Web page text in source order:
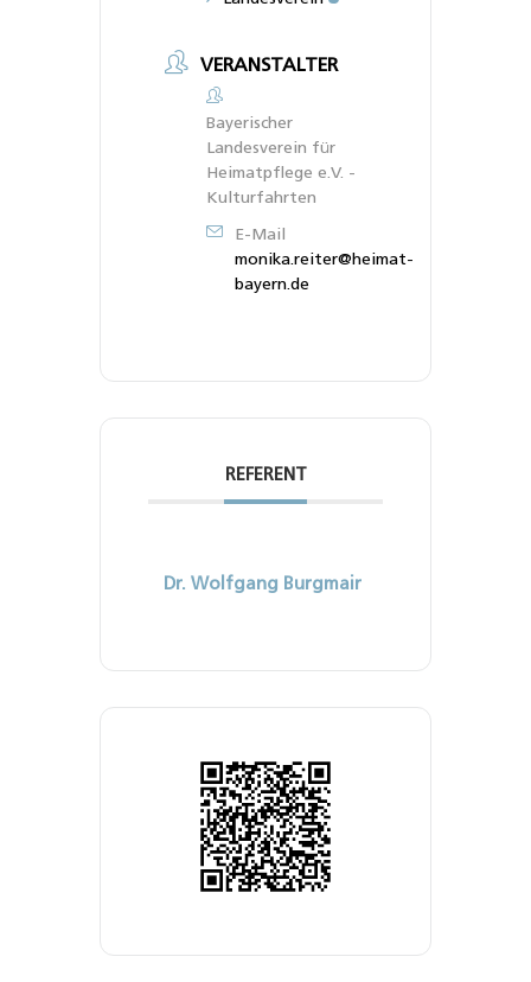
VERANSTALTER
Bayerischer
Landesverein für
Heimatpflege e.V. -
Kulturfahrten
E-Mail
monika.reiter@heimat-
bayern.de
REFERENT
Dr. Wolfgang Burgmair